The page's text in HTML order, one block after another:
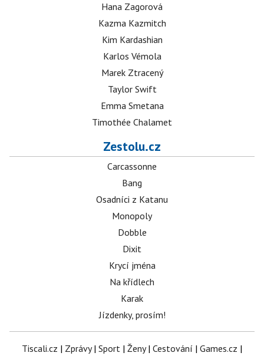
Hana Zagorová
Kazma Kazmitch
Kim Kardashian
Karlos Vémola
Marek Ztracený
Taylor Swift
Emma Smetana
Timothée Chalamet
Zestolu.cz
Carcassonne
Bang
Osadníci z Katanu
Monopoly
Dobble
Dixit
Krycí jména
Na křídlech
Karak
Jízdenky, prosím!
Tiscali.cz | Zprávy| Sport | Ženy| Cestování | Games.cz |